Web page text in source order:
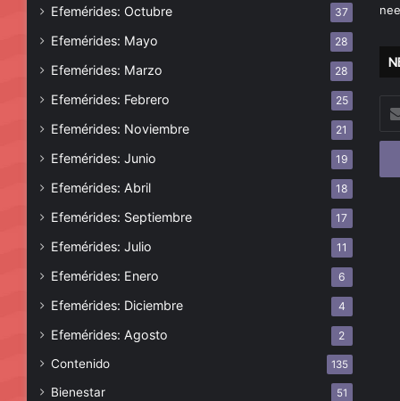
Efemérides: Octubre 37
Efemérides: Mayo 28
Efemérides: Marzo 28
Efemérides: Febrero 25
Efemérides: Noviembre 21
Efemérides: Junio 19
Efemérides: Abril 18
Efemérides: Septiembre 17
Efemérides: Julio 11
Efemérides: Enero 6
Efemérides: Diciembre 4
Efemérides: Agosto 2
Contenido 135
Bienestar 51
tu